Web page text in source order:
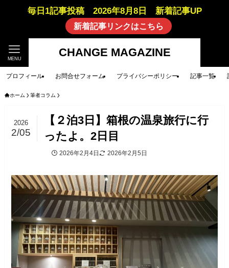
毎日1記事投稿 2026年8月8日 新着記事UP
新着記事リンクはこちら
CHANGE MAGAZINE
MENU
プロフィール お問合せフォーム プライバシーポリシー 記事一覧
ホーム 筆者コラム
【２泊3日】箱根の温泉旅行に行
ったよ。2日目
2026
2/05
2026年2月4日 2026年2月5日